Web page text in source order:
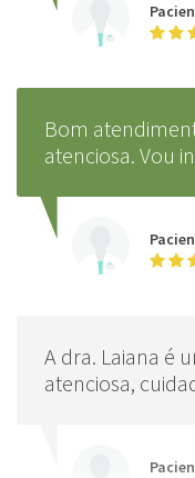
Bom
atenciosa. Vou
A dra. Laiana é
atenciosa,